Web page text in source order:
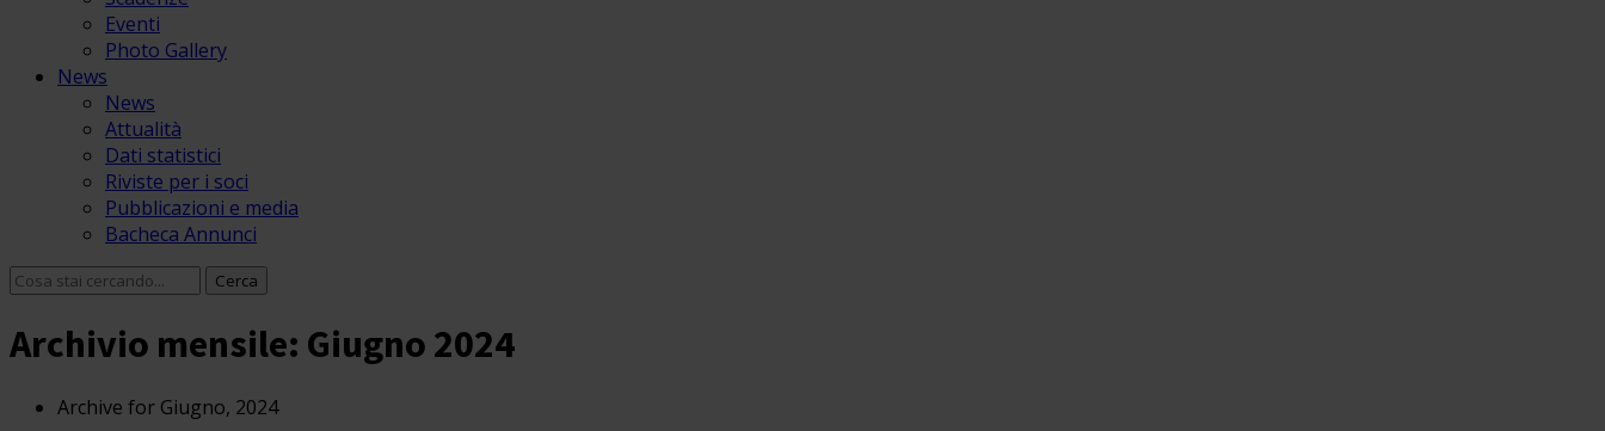
Eventi
Photo Gallery
News
News
Attualità
Dati statistici
Riviste per i soci
Pubblicazioni e media
Bacheca Annunci
Archivio mensile: Giugno 2024
Archive for Giugno, 2024